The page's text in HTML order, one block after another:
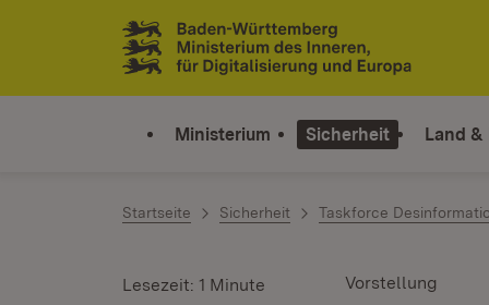
Zum Inhalt springen
Link zur Startseite
Ministerium Sicherheit Land &
Startseite Sicherheit Taskforce
Vorstellung
Lesezeit: 1 Minute